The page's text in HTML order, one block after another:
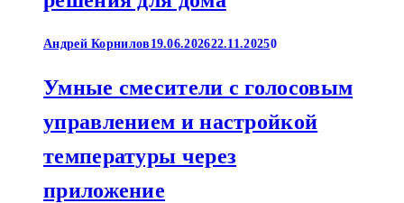
Андрей Корнилов 19.06.202622.11.20250
Умные смесители с голосовым
управлением и настройкой
температуры через
приложение